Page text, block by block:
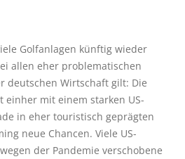
Golfanlagen künftig wieder
allen eher problematischen
deutschen Wirtschaft gilt: Die
einher mit einem starken US-
in eher touristisch geprägten
neue Chancen. Viele US-
der Pandemie verschobene